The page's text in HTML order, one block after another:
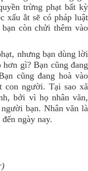
trừng phạt bất kỳ
xấu ắt sẽ có pháp luật
còn chửi thêm vào
nhưng bạn dùng lời
gì? Bạn cũng đang
cũng đang hoà vào
con người. Tại sao xã
bởi vì họ nhân văn,
bạn. Nhân văn là
ngày nay.